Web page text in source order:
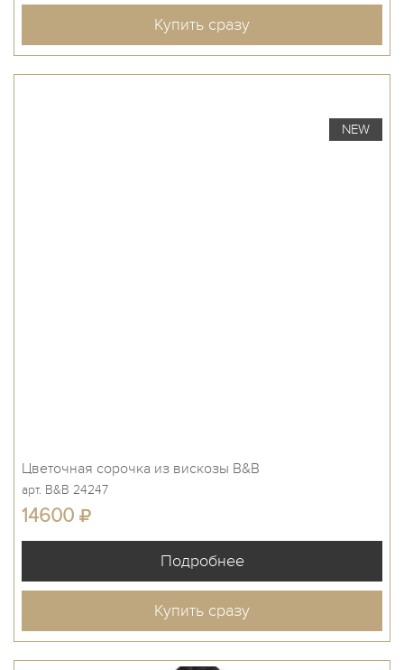
Купить сразу
NEW
Цветочная сорочка из вискозы B&B
арт. B&B 24247
14600
Купить сразу